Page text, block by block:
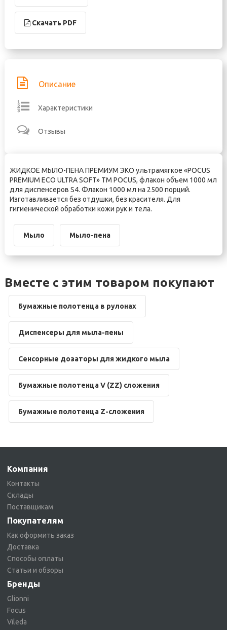
Скачать PDF
Описание
Характеристики
Отзывы
ЖИДКОЕ МЫЛО-ПЕНА ПРЕМИУМ ЭКО ультрамягкое «POCUS
PREMIUM ECO ULTRA SOFT» ТМ POCUS, флакон объем 1000 мл
для диспенсеров S4. Флакон 1000 мл на 2500 порций.
Изготавливается без отдушки, без красителя. Для
гигиенической обработки кожи рук и тела.
Мыло Мыло-пена
Вместе с этим товаром покупают
Бумажные полотенца в рулонах
Диспенсеры для мыла-пены
Сенсорные дозаторы для жидкого мыла
Бумажные полотенца V (ZZ) сложения
Бумажные полотенца Z-сложения
Компания
Контакты
Склады
Поставщикам
Покупателям
Как оформить заказ
Доставка
Способы оплаты
Статьи и обзоры
Бренды
Glionni
Focus
Vileda